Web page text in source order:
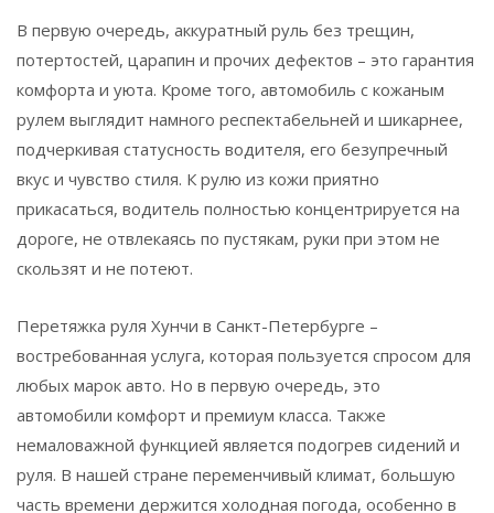
В первую очередь, аккуратный руль без трещин,
потертостей, царапин и прочих дефектов – это гарантия
комфорта и уюта. Кроме того, автомобиль с кожаным
рулем выглядит намного респектабельней и шикарнее,
подчеркивая статусность водителя, его безупречный
вкус и чувство стиля. К рулю из кожи приятно
прикасаться, водитель полностью концентрируется на
дороге, не отвлекаясь по пустякам, руки при этом не
скользят и не потеют.
Перетяжка руля Хунчи в Санкт-Петербурге –
востребованная услуга, которая пользуется спросом для
любых марок авто. Но в первую очередь, это
автомобили комфорт и премиум класса. Также
немаловажной функцией является подогрев сидений и
руля. В нашей стране переменчивый климат, большую
часть времени держится холодная погода, особенно в